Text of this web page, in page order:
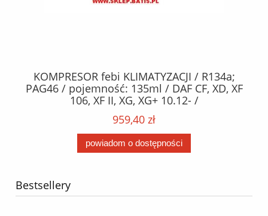
KOMPRESOR febi KLIMATYZACJI / R134a;
PAG46 / pojemność: 135ml / DAF CF, XD, XF
106, XF II, XG, XG+ 10.12- /
959,40 zł
powiadom o dostępności
Bestsellery